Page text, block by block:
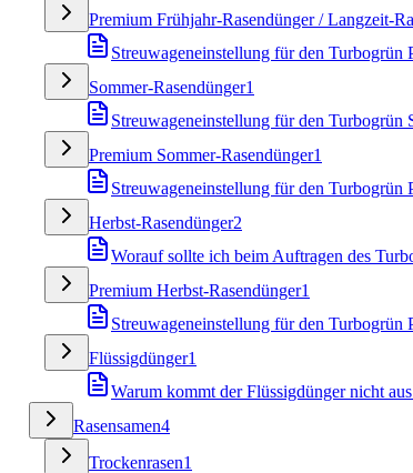
Premium Frühjahr-Rasendünger / Langzeit-
Streuwageneinstellung für den Turbogrün
Sommer-Rasendünger1
Streuwageneinstellung für den Turbogrün
Premium Sommer-Rasendünger1
Streuwageneinstellung für den Turbogrün
Herbst-Rasendünger2
Worauf sollte ich beim Auftragen des
Premium Herbst-Rasendünger1
Streuwageneinstellung für den Turbogrün
Flüssigdünger1
Warum kommt der Flüssigdünger nicht
Rasensamen4
Trockenrasen1